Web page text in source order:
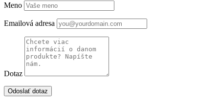
Meno
Emailová adresa
Dotaz